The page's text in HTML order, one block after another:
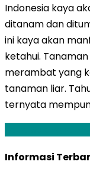
Indonesia kaya
ditanam dan
ini kaya akan
ketahui.
merambat yang
tanaman liar.
ternyata
Informasi